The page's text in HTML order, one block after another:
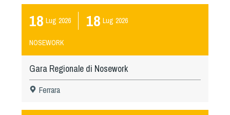
18 Lug 2026 18 Lug 2026
NOSEWORK
Gara Regionale di Nosework
Ferrara